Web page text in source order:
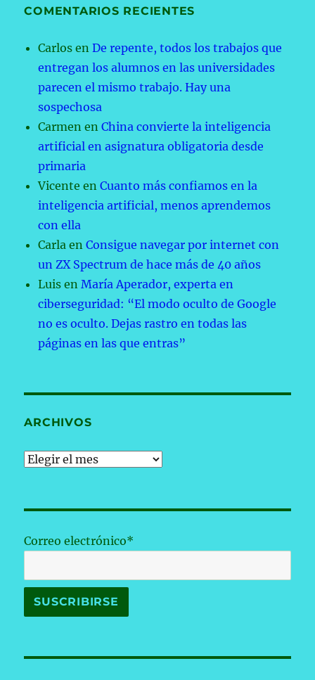
COMENTARIOS RECIENTES
Carlos enDe repente, todos los trabajos que
entregan los alumnos en las universidades
parecen el mismo trabajo. Hay una
sospechosa
Carmen enChina convierte la inteligencia
artificial en asignatura obligatoria desde
primaria
Vicente enCuanto más confiamos en la
inteligencia artificial, menos aprendemos
con ella
Carla enConsigue navegar por internet con
un ZX Spectrum de hace más de 40 años
Luis enMaría Aperador, experta en
ciberseguridad: “El modo oculto de Google
no es oculto. Dejas rastro en todas las
páginas en las que entras”
ARCHIVOS
Archivos
Correo electrónico*